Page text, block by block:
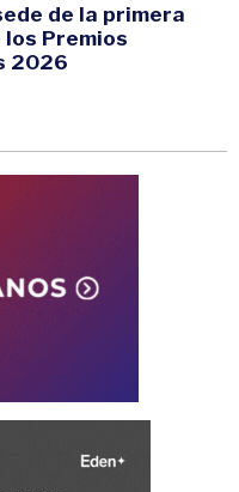
de la primera
Premios
2026